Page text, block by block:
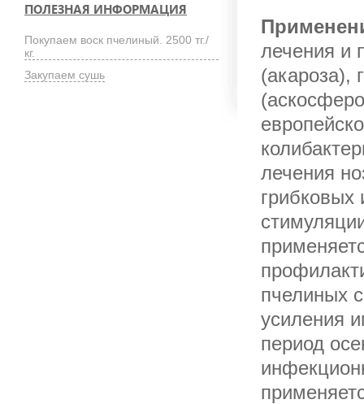
ПОЛЕЗНАЯ ИНФОРМАЦИЯ
Покупаем воск пчелиный. 2500 тг./
кг.
Закупаем сушь
лечения и
(акароза),
лечения
пчелиных
усиления
период